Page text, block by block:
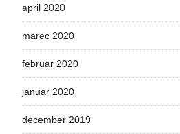
april 2020
marec 2020
februar 2020
januar 2020
december 2019